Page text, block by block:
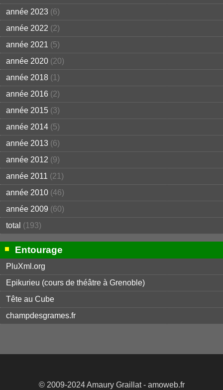
année 2023 (6)
année 2022 (2)
année 2021 (5)
année 2020 (20)
année 2018 (1)
année 2016 (2)
année 2015 (3)
année 2014 (5)
année 2013 (6)
année 2012 (9)
année 2011 (21)
année 2010 (46)
année 2009 (60)
total (193)
Entourage
PluXml.org
Epikurieu (cours de théâtre à Grenoble)
Tête au Cube
champdesgrames.fr
© 2009-2024Amaury Graillat- amoweb.fr